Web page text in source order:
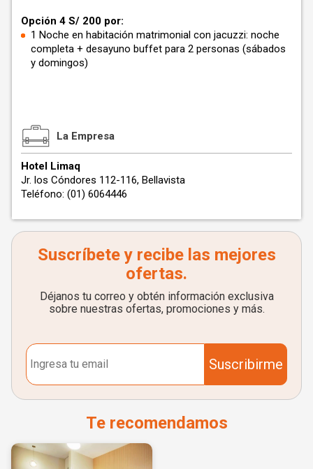
Opción 4 S/ 200 por:
1 Noche en habitación matrimonial con jacuzzi: noche
completa + desayuno buffet para 2 personas (sábados
y domingos)
La Empresa
Hotel Limaq
Jr. los Cóndores 112-116, Bellavista
Teléfono: (01) 6064446
Suscríbete y recibe las mejores
ofertas.
Déjanos tu correo y obtén información exclusiva
sobre nuestras ofertas, promociones y más.
Suscribirme
Te recomendamos